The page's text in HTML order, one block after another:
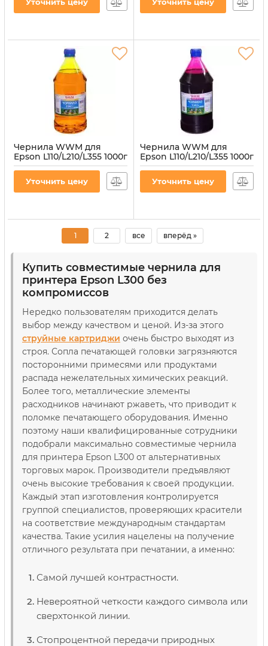
G&G-C13T66444A
Чернила WWM для
Epson L110/L210/L355 1000г
Yellow водорастворимые
Уточнить цену
Чернила WWM для
Epson L110/L210/L355 1000г
Magenta
(E64/M-4)
Уточнить цену
1 2 все вперёд »
Купить совместимые чернила для
принтера Epson L300 без
компромиссов
Нередко пользователям приходится делать
выбор между качеством и ценой. Из-за этого
струйные картриджи очень быстро выходят из
строя. Сопла печатающей головки загрязняются
посторонними примесями или продуктами
распада нежелательных химических реакций.
Более того, металлические элементы
расходников начинают ржаветь, что приводит к
поломке печатающего оборудования. Именно
поэтому наши квалифицированные сотрудники
подобрали максимально совместимые чернила
для принтера Epson L300 от альтернативных
торговых марок. Производители предъявляют
очень высокие требования к своей продукции.
Каждый этап изготовления контролируется
группой специалистов, проверяющих красители
на соответствие международным стандартам
качества. Такие усилия нацелены на получение
отличного результата при печатании, а именно:
Самой лучшей контрастности.
Невероятной четкости каждого символа или
сверхтонкой линии.
Стопроцентной передачи природных